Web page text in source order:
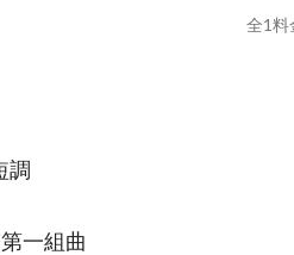
全1料
調
一組曲